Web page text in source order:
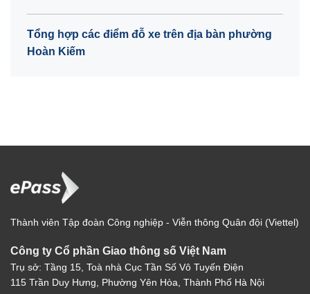
Tổng hợp các điểm đỗ xe trên địa bàn phường
Hoàn Kiếm
Thành viên Tập đoàn Công nghiệp - Viễn thông Quân đội (Viettel)
Công ty Cổ phần Giao thông số Việt Nam
Trụ sở: Tầng 15, Toà nhà Cục Tần Số Vô Tuyến Điện
115 Trần Duy Hưng, Phường Yên Hòa, Thành Phố Hà Nội